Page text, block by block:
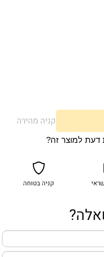
קניה מהירה
דעת למוצר זה?
קניה בטוחה